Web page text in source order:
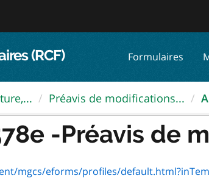
(RCF) Formulaires
Préavis de modifications...
-Préavis de
mgcs/eforms/profiles/